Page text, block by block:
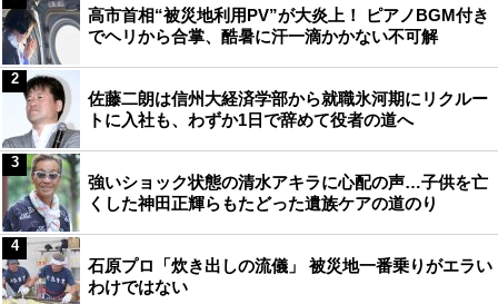
高市首相“被災地利用PV”が大炎上！ ピアノBGM付き
でヘリから合掌、酷暑に汗一滴かかない不可解
佐藤二朗は信州大経済学部から就職氷河期にリクルー
トに入社も、わずか1日で辞めて役者の道へ
2
強いショック状態の清水アキラに心配の声…子供を亡
くした神田正輝らもたどった遺族ケアの道のり
3
石原プロ「炊き出しの流儀」 被災地一番乗りがエラい
わけではない
4